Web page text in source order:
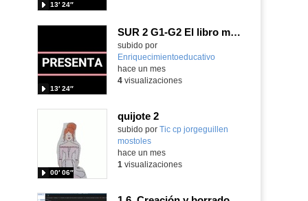
13′ 24″
SUR 2 G1-G2 El libro mágico de las preguntas imposibles.
Contenido educativo.
subido por
Enriquecimientoeducativo
13′ 24″
-
hace un mes
4visualizaciones
quijote 2
subido por Tic cp jorgeguillen
mostoles
00′ 06″
-
hace un mes
1 visualizaciones